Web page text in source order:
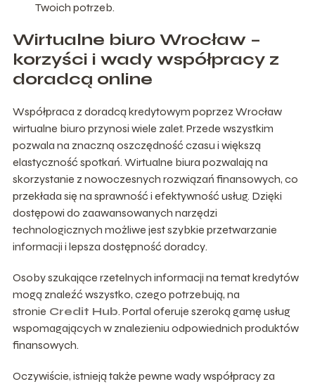
Twoich potrzeb.
Wirtualne biuro Wrocław –
korzyści i wady współpracy z
doradcą online
Współpraca z doradcą kredytowym poprzez Wrocław
wirtualne biuro przynosi wiele zalet. Przede wszystkim
pozwala na znaczną oszczędność czasu i większą
elastyczność spotkań. Wirtualne biura pozwalają na
skorzystanie z nowoczesnych rozwiązań finansowych, co
przekłada się na sprawność i efektywność usług. Dzięki
dostępowi do zaawansowanych narzędzi
technologicznych możliwe jest szybkie przetwarzanie
informacji i lepsza dostępność doradcy.
Osoby szukające rzetelnych informacji na temat kredytów
mogą znaleźć wszystko, czego potrzebują, na
stronie Credit Hub. Portal oferuje szeroką gamę usług
wspomagających w znalezieniu odpowiednich produktów
finansowych.
Oczywiście, istnieją także pewne wady współpracy za